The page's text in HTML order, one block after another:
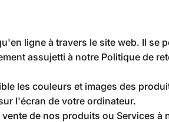
ligne à travers le site web. Il se
assujetti à notre Politique de
les couleurs et images des
l'écran de votre ordinateur.
de nos produits ou Services